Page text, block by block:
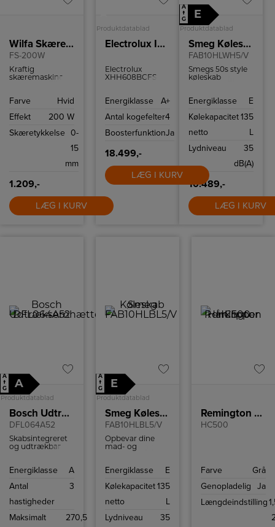
Wilfa Skæremaskine
FS-200W
Kraftig
skæremaskine
klippebredden
Farve
Hvid
Effekt
200 W
Skæretykkelse 0-
15
mm
1.209,-
LÆG I KURV
Produktdatablad
Electrolux Induktionskogeplade XHH608BCFS
Electrolux
XHH608BCFS
induktionskogeplade
emhætte, præcis
varmekontrol og
zoner. Mat
SaphirMatt-glas,
automatisk
sugetilpasning
og let rengørlige
effektiv
madlavning og
enkel
Energiklasse
A+
Antal kogefelter4
BoosterfunktionJa
18.499,-
LÆG I KURV
A
↑
G
E
Produktdatablad
Smeg Køleskab
FAB10HLWH5/V
Smegs 50s style
køleskab
kølekapacitet og
teknologier som
og let afrimning.
venstrehængslet.
Energiklasse
E
Kølekapacitet
netto
135
L
Lydniveau
35
dB(A)
10.489,-
LÆG I KURV
A
↑
G
A
Produktdatablad
Bosch Udtræksemhætte
DFL064A52
Skabsintegreret
og udtrækbar
montering i 60
Energiklasse
A
Antal
hastigheder
3
Maksimalt
270,5
A
↑
G
E
Produktdatablad
Smeg Køleskab
FAB10HLBL5/V
Opbevar dine
mad- og
køleskab
Køleskabet har
moderne
effektivt LED-lys
Energiklasse
E
Kølekapacitet
netto
135
L
Lydniveau
35
Remington Hårklipper
HC500
Farve
Grå
Genopladelig
Ja
Længdeindstilling